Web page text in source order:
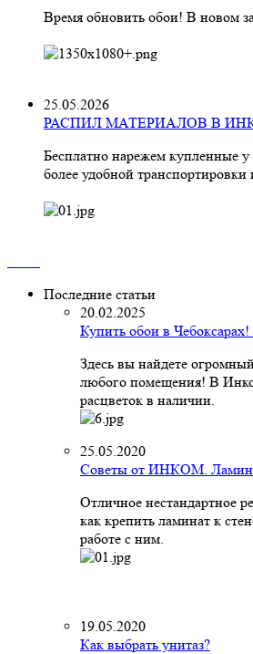
Время обновить обои! В новом
25.05.2026
РАСПИЛ МАТЕРИАЛОВ В
Бесплатно нарежем купленные у
более удобной транспортировки
Последние статьи
20.02.2025
Купить обои в
Здесь вы найдете
любого помещения! В
расцветок в наличии.
25.05.2020
Советы от ИНКОМ.
Отличное нестандартное
как крепить ламинат к
работе с ним.
19.05.2020
Как выбрать унитаз?